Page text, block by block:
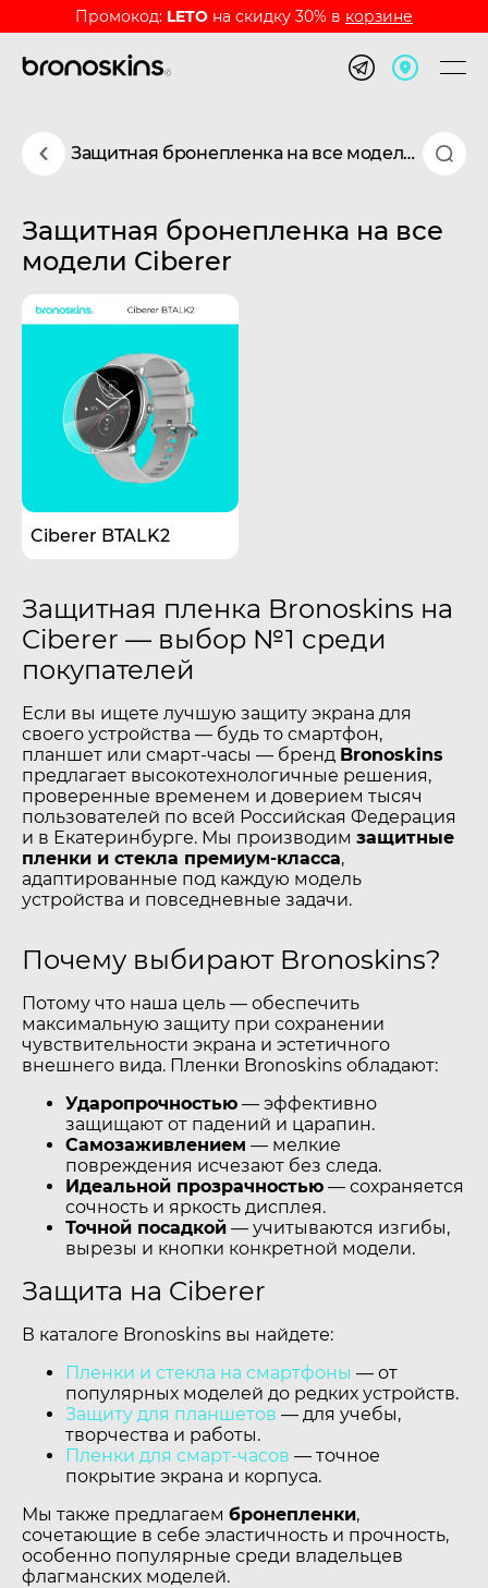
Промокод: LETO на скидку 30% в корзине
Защитная бронепленка на все модели Ciberer
Защитная бронепленка на все
модели Ciberer
Ciberer BTALK2
Защитная пленка Bronoskins на
Ciberer — выбор №1 среди
покупателей
Если вы ищете лучшую защиту экрана для
своего устройства — будь то смартфон,
планшет или смарт-часы — бренд Bronoskins
предлагает высокотехнологичные решения,
проверенные временем и доверием тысяч
пользователей по всей Российская Федерация
и в Екатеринбурге. Мы производим защитные
пленки и стекла премиум-класса,
адаптированные под каждую модель
устройства и повседневные задачи.
Почему выбирают Bronoskins?
Потому что наша цель — обеспечить
максимальную защиту при сохранении
чувствительности экрана и эстетичного
внешнего вида. Пленки Bronoskins обладают:
Ударопрочностью — эффективно
защищают от падений и царапин.
Самозаживлением — мелкие
повреждения исчезают без следа.
Идеальной прозрачностью — сохраняется
сочность и яркость дисплея.
Точной посадкой — учитываются изгибы,
вырезы и кнопки конкретной модели.
Защита на Ciberer
В каталоге Bronoskins вы найдете:
Пленки и стекла на смартфоны — от
популярных моделей до редких устройств.
Защиту для планшетов — для учебы,
творчества и работы.
Пленки для смарт-часов — точное
покрытие экрана и корпуса.
Мы также предлагаем бронепленки,
сочетающие в себе эластичность и прочность,
особенно популярные среди владельцев
флагманских моделей.